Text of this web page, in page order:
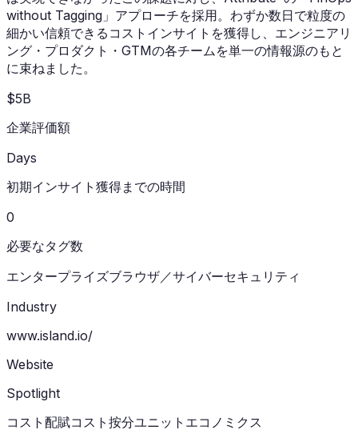
without Tagging」アプローチを採用。わずか数日で粒度の
細かい信頼できるコストインサイトを獲得し、エンジニアリ
ング・プロダクト・GTMの各チームを単一の情報源のもと
に束ねました。
$5B
企業評価額
Days
初期インサイト獲得までの時間
0
必要なタグ数
エンタープライズブラウザ／サイバーセキュリティ
Industry
www.island.io/
Website
Spotlight
コスト配賦コスト按分ユニットエコノミクス